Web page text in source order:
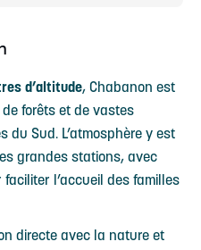
d’altitude, Chabanon est
forêts et de vastes
du Sud. L’atmosphère y est
grandes stations, avec
l’accueil des familles
directe avec la nature et